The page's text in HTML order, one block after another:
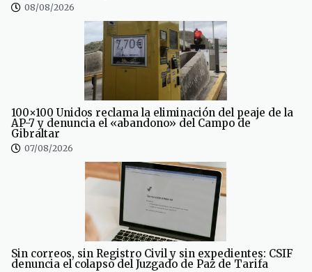
08/08/2026
100×100 Unidos reclama la eliminación del peaje de la
AP-7 y denuncia el «abandono» del Campo de
Gibraltar
07/08/2026
Sin correos, sin Registro Civil y sin expedientes: CSIF
denuncia el colapso del Juzgado de Paz de Tarifa